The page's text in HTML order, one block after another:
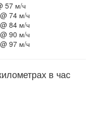
57 м/ч
74 м/ч
84 м/ч
90 м/ч
97 м/ч
в час